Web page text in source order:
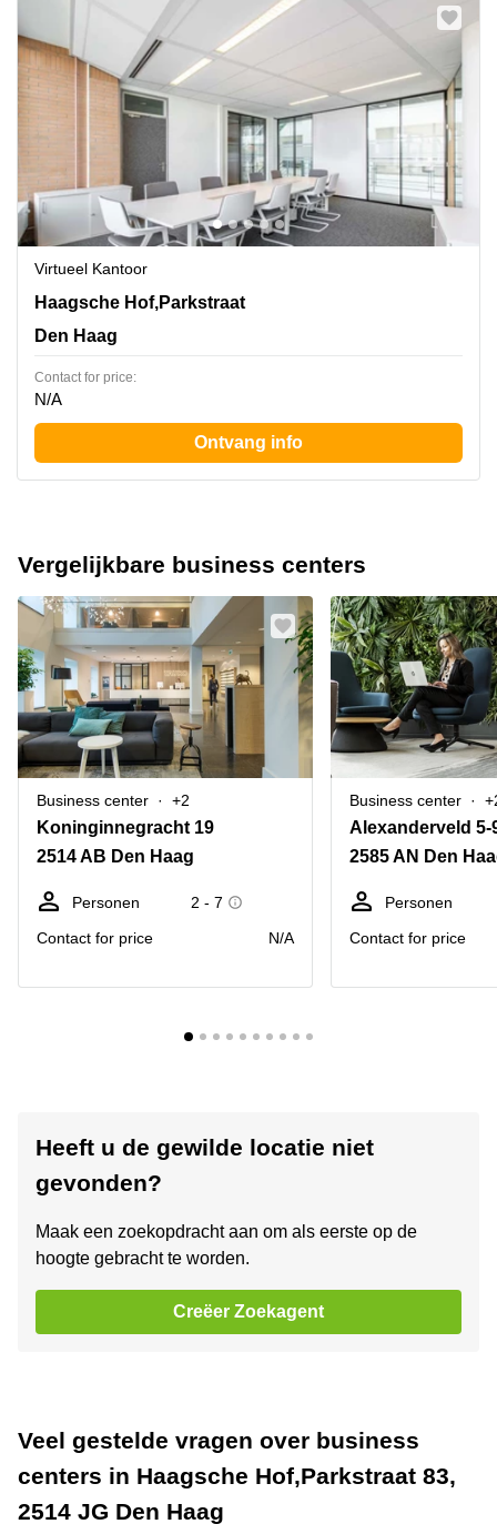
Virtueel Kantoor
Haagsche Hof,Parkstraat 83, Den Haag
Haagsche Hof,Parkstraat
Den Haag
Contact for price:
N/A
Ontvang info
Vergelijkbare business centers
Business center +2
Koninginnegracht 19
2514 AB Den Haag
Personen
2 - 7
Contact for price
N/A
Business center
Alexanderveld 5-
2585 AN Den
Personen
Contact for price
Heeft u de gewilde locatie niet
gevonden?
Maak een zoekopdracht aan om als eerste op de
hoogte gebracht te worden.
Creëer Zoekagent
Veel gestelde vragen over business
centers in Haagsche Hof,Parkstraat 83,
2514 JG Den Haag